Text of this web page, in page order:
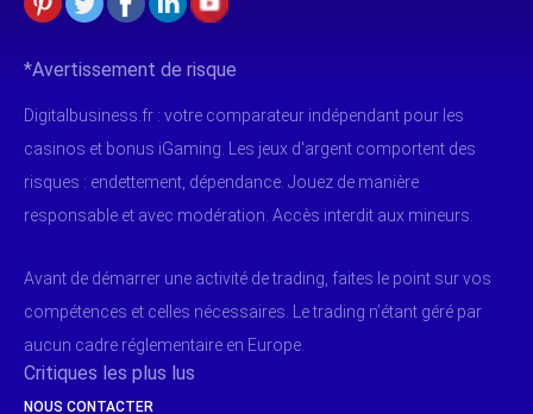
*Avertissement de risque
Digitalbusiness.fr : votre comparateur indépendant pour les
casinos et bonus iGaming. Les jeux d'argent comportent des
risques : endettement, dépendance. Jouez de manière
responsable et avec modération. Accès interdit aux mineurs.
Avant de démarrer une activité de trading, faites le point sur vos
compétences et celles nécessaires. Le trading n’étant géré par
aucun cadre réglementaire en Europe.
Critiques les plus lus
NOUS CONTACTER